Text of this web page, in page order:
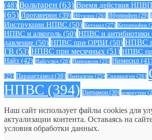
(48) Вольтарен (63) Время действия НПВП
(65) Дротаверин (39) Ибуклин (26) Ибупрофен (29)
Инструкции НПВС (50) Кетонал (27) Кетопрофен
НПВС и алкоголь (50) НПВС и антибиотики
давление (50) НПВС при ОРВИ (50) НПВС
ГВ (53) НПВС при месячных (51) НПВС
Найз (42) Найсулид (26) Напроксен (25) Нимесил (41)
(25) Парацетамол (38) Пенталгин (25) Спазмалгон (26)
НПВС (394) Цитрамон (30) аскорутин
Наш сайт использует файлы cookies для
актуализации контента. Оставаясь на
условия обработки данных.